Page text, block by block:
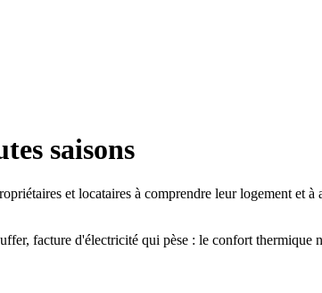
saisons
et locataires à comprendre leur logement et
facture d'électricité qui pèse : le confort thermique